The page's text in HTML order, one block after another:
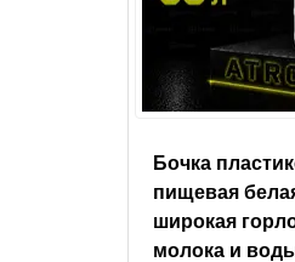
Бочка
пищевая
широкая
молока и